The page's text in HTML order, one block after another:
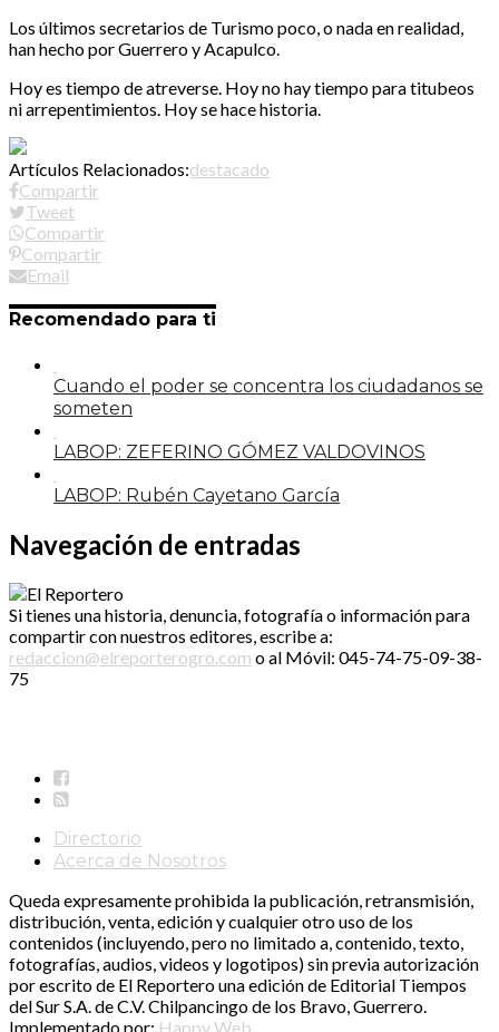
Los últimos secretarios de Turismo poco, o nada en realidad,
han hecho por Guerrero y Acapulco.
Hoy es tiempo de atreverse. Hoy no hay tiempo para titubeos
ni arrepentimientos. Hoy se hace historia.
Artículos Relacionados:destacado
Compartir
Tweet
Compartir
Compartir
Email
Recomendado para ti
Cuando el poder se concentra los ciudadanos se
someten
LABOP: ZEFERINO GÓMEZ VALDOVINOS
LABOP: Rubén Cayetano García
Navegación de entradas
Si tienes una historia, denuncia, fotografía o información para
compartir con nuestros editores, escribe a:
redaccion@elreporterogro.com o al Móvil: 045-74-75-09-38-
75
Directorio
Acerca de Nosotros
Queda expresamente prohibida la publicación, retransmisión,
distribución, venta, edición y cualquier otro uso de los
contenidos (incluyendo, pero no limitado a, contenido, texto,
fotografías, audios, videos y logotipos) sin previa autorización
por escrito de El Reportero una edición de Editorial Tiempos
del Sur S.A. de C.V. Chilpancingo de los Bravo, Guerrero.
Implementado por: Happy Web